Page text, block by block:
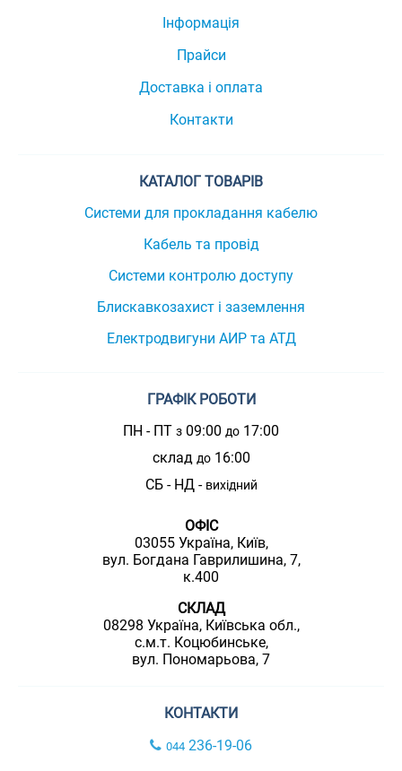
Інформація
Прайси
Доставка і оплата
Контакти
КАТАЛОГ ТОВАРІВ
Системи для прокладання кабелю
Кабель та провід
Системи контролю доступу
Блискавкозахист і заземлення
Електродвигуни АИР та АТД
ГРАФІК РОБОТИ
ПН - ПТ з 09:00 до 17:00
склад до16:00
СБ - НД - вихідний
ОФІС
03055 Україна, Київ,
вул. Богдана Гаврилишина, 7,
к.400
СКЛАД
08298 Україна, Київська обл.,
с.м.т. Коцюбинське,
вул. Пономарьова, 7
КОНТАКТИ
044 236-19-06